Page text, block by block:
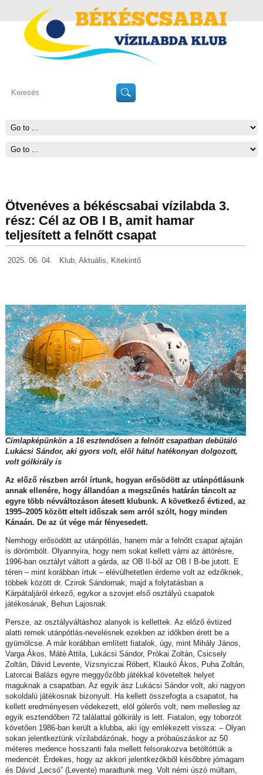
Ötvenéves a békéscsabai vízilabda 3.
rész: Cél az OB I B, amit hamar
teljesített a felnőtt csapat
2025. 06. 04. Klub, Aktuális Kitekintő
Címlapképünkön a 16 esztendősen a felnőtt csapatban debütáló
Lukácsi Sándor, aki gyors volt, elöl hátul hatékonyan dolgozott,
volt gólkirály is
Az előző részben arról írtunk, hogyan erősödött az utánpótlásunk
annak ellenére, hogy állandóan a megszűnés határán táncolt az
egyre több névváltozáson átesett klubunk. A következő évtized, az
1995–2005 között eltelt időszak sem arról szólt, hogy minden
Kánaán. De az út vége már fényesedett.
Nemhogy erősödött az utánpótlás, hanem már a felnőtt csapat ajtaján
is dörömbölt. Olyannyira, hogy nem sokat kellett várni az áttörésre,
1996-ban osztályt váltott a gárda, az OB II-ből az OB I B-be jutott. E
téren – mint korábban írtuk – elévülhetetlen érdeme volt az edzőknek,
többek között dr. Czirok Sándornak, majd a folytatásban a
Kárpátaljáról érkező, egykor a szovjet első osztályú csapatok
játékosának, Behun Lajosnak.
Persze, az osztályváltáshoz alanyok is kellettek. Az előző évtized
alatti remek utánpótlás-nevelésnek ezekben az időkben érett be a
gyümölcse. A már korábban említett fiatalok, úgy, mint Mihály János,
Varga Ákos, Máté Attila, Lukácsi Sándor, Prókai Zoltán, Csicsely
Zoltán, Dávid Levente, Vizsnyiczai Róbert, Klaukó Ákos, Puha Zoltán,
Latorcai Balázs egyre meggyőzőbb játékkal követeltek helyet
maguknak a csapatban. Az egyik ász Lukácsi Sándor volt, aki nagyon
sokoldalú játékosnak bizonyult. Ha kellett összefogta a csapatot, ha
kellett eredményesen védekezett, elöl gólerős volt, nem mellesleg az
egyik esztendőben 72 találattal gólkirály is lett. Fiatalon, egy toborzót
követően 1986-ban került a klubba, aki így emlékezett vissza: – Olyan
sokan jelentkeztünk vízilabdázónak, hogy a próbaúszáskor az 50
méteres medence hosszanti fala mellett felsorakozva betöltöttük a
medencét. Érdekes, hogy az akkori jelentkezőkből későbbre jómagam
és Dávid „Lecsó” (Levente) maradtunk meg. Volt némi úszó múltam,